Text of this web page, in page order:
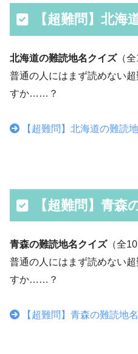
【超難問】北海
北海道の難読地名クイズ（全
普通の人にはまず読めない
すか……？
【超難問】北海道の難読
【超難問】青森
青森の難読地名クイズ（全
普通の人にはまず読めない
すか……？
【超難問】青森の難読地